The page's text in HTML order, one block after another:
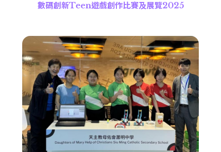
數碼創新Teen遊戲創作比賽及展覽2025